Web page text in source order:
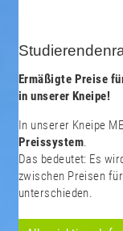
Ermäßigte Preise
in unserer Kneipe!
In unserer Kneipe
Preissystem.
Das bedeutet: Es
zwischen Preisen
unterschieden.